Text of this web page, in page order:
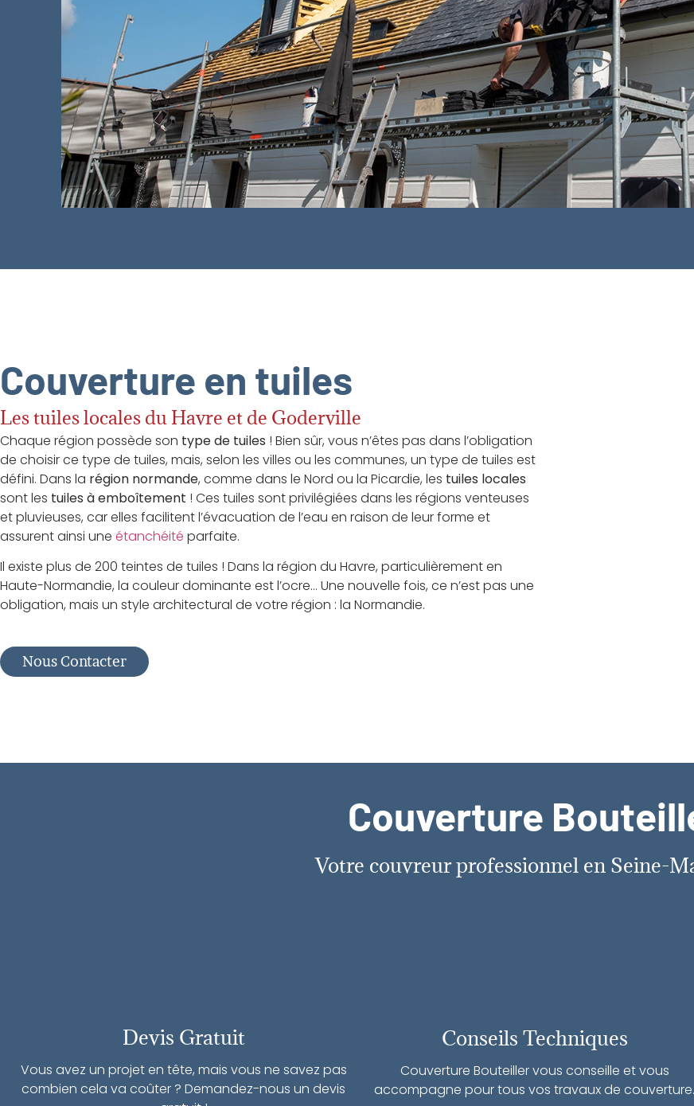
Couverture en tuiles
Les tuiles locales du Havre et de Goderville
Chaque région possède son type de tuiles ! Bien sûr, vous n’êtes pas dans l’obligation
de choisir ce type de tuiles, mais, selon les villes ou les communes, un type de tuiles est
défini. Dans la région normande, comme dans le Nord ou la Picardie, les tuiles locales
sont les tuiles à emboîtement ! Ces tuiles sont privilégiées dans les régions venteuses
et pluvieuses, car elles facilitent l’évacuation de l’eau en raison de leur forme et
assurent ainsi une étanchéité parfaite.
Il existe plus de 200 teintes de tuiles ! Dans la région du Havre, particulièrement en
Haute-Normandie, la couleur dominante est l’ocre… Une nouvelle fois, ce n’est pas une
obligation, mais un style architectural de votre région : la Normandie.
Nous Contacter
Couverture
Votre couvreur professionnel en Seine-
Devis Gratuit
Vous avez un projet en tête, mais vous ne savez pas
combien cela va coûter ? Demandez-nous un devis
Conseils Techniques
Couverture Bouteiller vous conseille et vous
accompagne pour tous vos travaux de couverture.